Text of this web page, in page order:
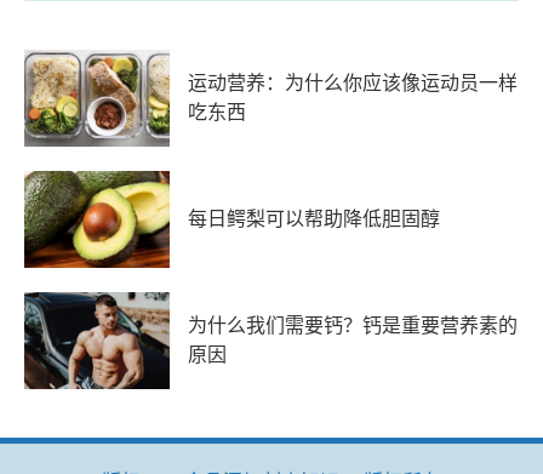
运动营养：为什么你应该像运动员一样
吃东西
每日鳄梨可以帮助降低胆固醇
为什么我们需要钙？钙是重要营养素的
原因